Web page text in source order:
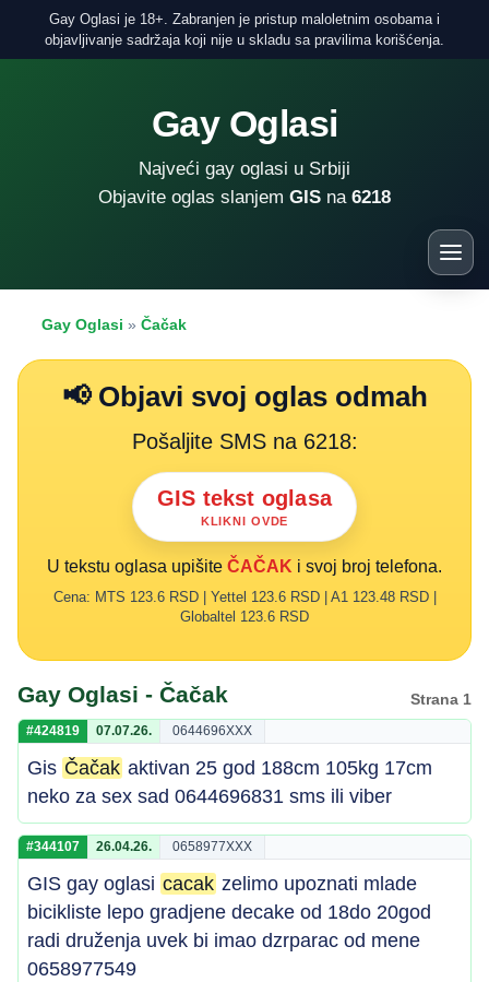
Gay Oglasi je 18+. Zabranjen je pristup maloletnim osobama i
objavljivanje sadržaja koji nije u skladu sa pravilima korišćenja.
Gay Oglasi
Najveći gay oglasi u Srbiji
Objavite oglas slanjem GIS na 6218
Gay Oglasi » Čačak
📢 Objavi svoj oglas odmah
Pošaljite SMS na 6218:
GIS tekst oglasa
KLIKNI OVDE
U tekstu oglasa upišite ČAČAK i svoj broj telefona.
Cena: MTS 123.6 RSD | Yettel 123.6 RSD | A1 123.48 RSD |
Globaltel 123.6 RSD
Gay Oglasi - Čačak Strana 1
#424819 07.07.26. 0644696XXX
Gis Čačak aktivan 25 god 188cm 105kg 17cm
neko za sex sad 0644696831 sms ili viber
#344107 26.04.26. 0658977XXX
GIS gay oglasi cacak zelimo upoznati mlade
bicikliste lepo gradjene decake od 18do 20god
radi druženja uvek bi imao dzrparac od mene
0658977549